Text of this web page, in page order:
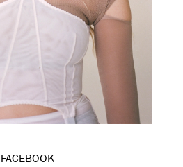
FACEBOOK